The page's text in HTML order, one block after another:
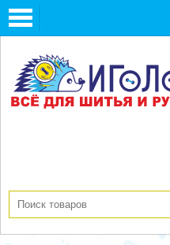
Toggle
navigation